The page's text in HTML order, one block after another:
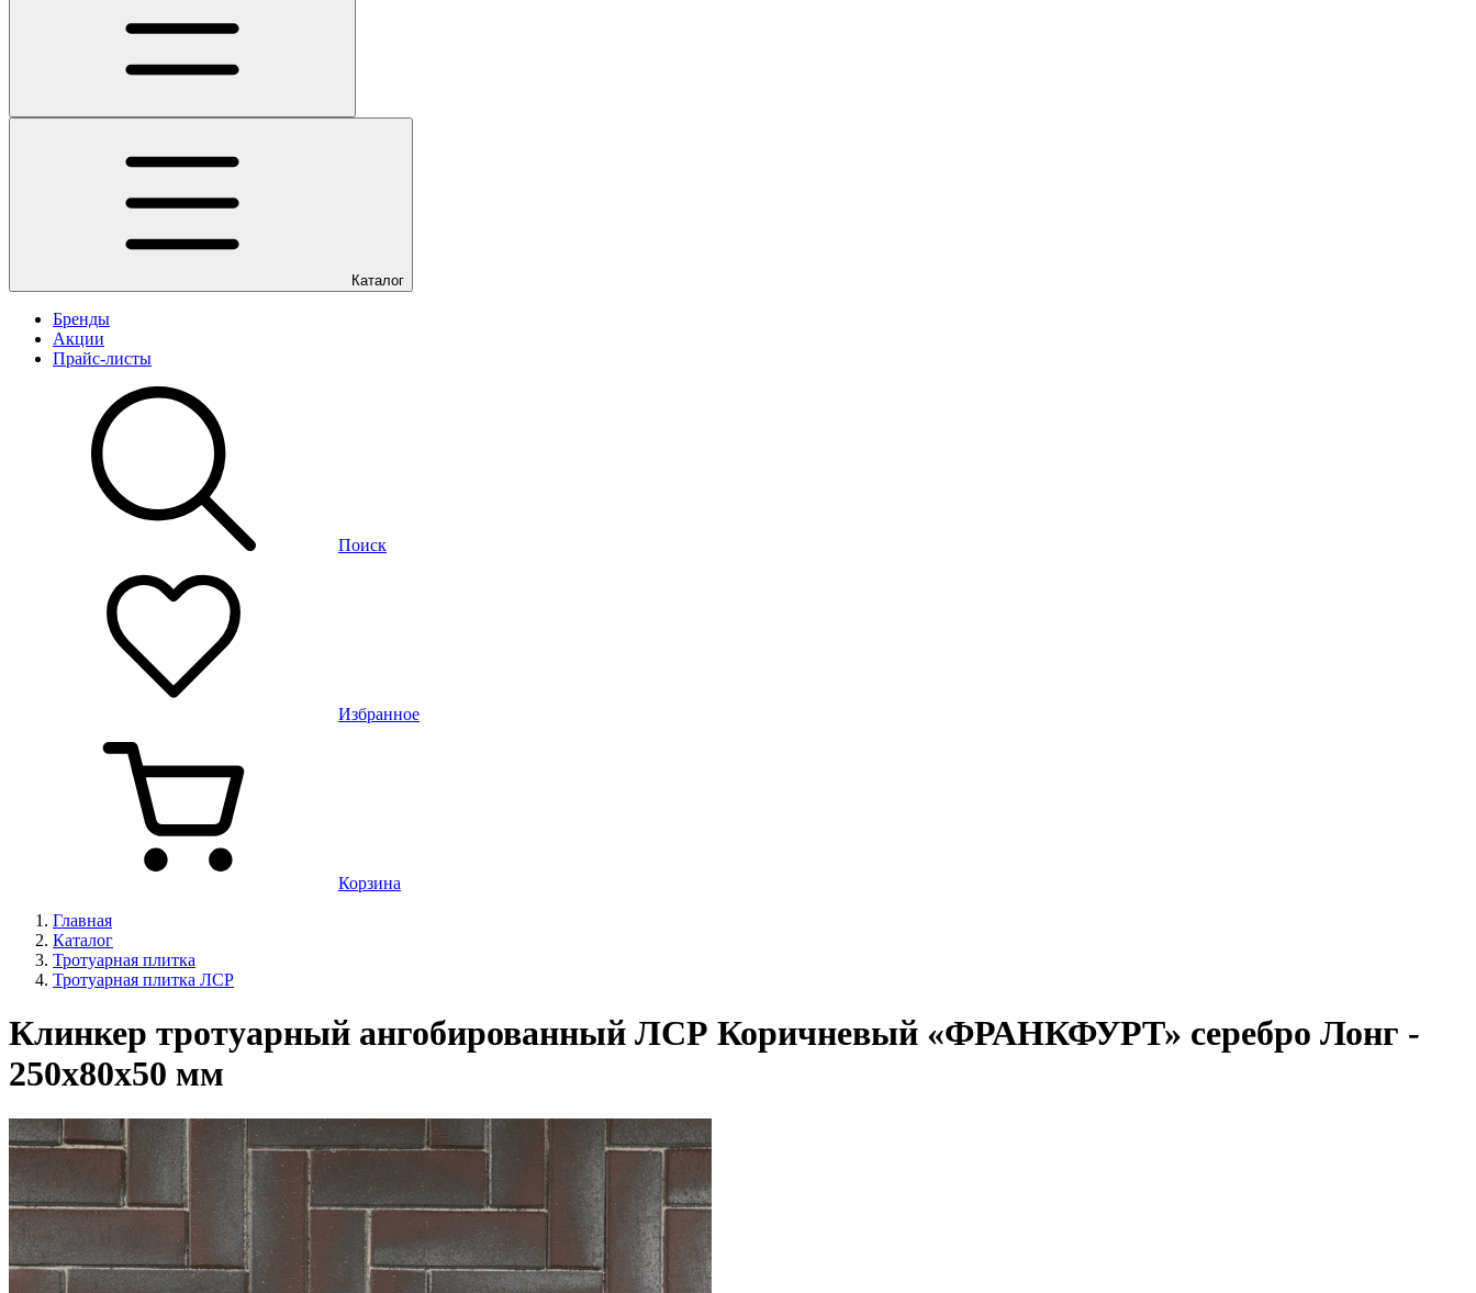
Каталог
Бренды
Акции
Прайс-листы
Поиск
Избранное
Корзина
Главная
Каталог
Тротуарная плитка
Тротуарная плитка ЛСР
Клинкер тротуарный ангобированный ЛСР Коричневый «ФРАНКФУРТ» серебро Лонг -
250х80х50 мм